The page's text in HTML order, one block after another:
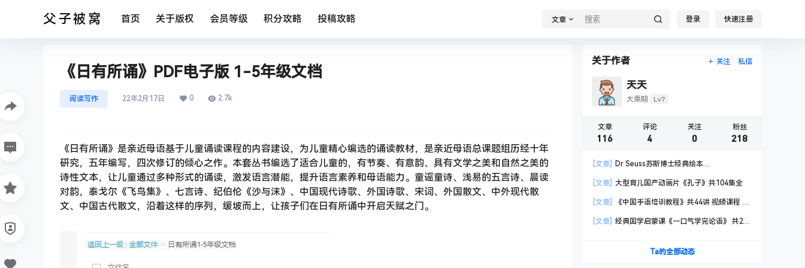
父子被窝 首页 关于版权 会员等级 积分攻略 投稿攻略 文章 登录 快速注册
《日有所诵》PDF电子版 1-5年级文档
阅读写作 22年2月17日 0 2.7k
《日有所诵》是亲近母语基于儿童诵读课程的内容建设，为儿童精心编选的诵读教材，是亲近母语总课题组历经十年
研究，五年编写，四次修订的倾心之作。本套丛书编选了适合儿童的，有节奏、有意韵、具有文学之美和自然之美的
诗性文本，让儿童通过多种形式的诵读，激发语言潜能，提升语言素养和母语能力。童谣童诗、浅易的五言诗、晨读
对韵，泰戈尔《飞鸟集》、七言诗、纪伯伦《沙与沫》、中国现代诗歌、外国诗歌、宋词、外国散文、中外现代散
文、中国古代散文，沿着这样的序列，缓坡而上，让孩子们在日有所诵中开启天赋之门。
关于作者 关注 私信
天天
大乘期 Lv7
文章
116
评论
4
关注
0
粉丝
218
[文章]
Dr Seuss苏斯博士经典绘本
[文章]
大型育儿国产动画片《孔子》共104集全
[文章]
《中国手语培训教程》共44讲 视频课程 国
[文章]
经典国学启蒙课《一口气学完论语》 共25
Ta的全部动态